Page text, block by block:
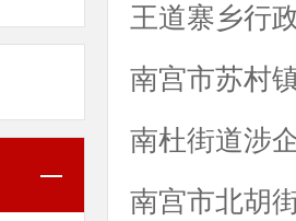
王道寨乡行
南宫市苏村
南杜街道涉
南宫市北胡